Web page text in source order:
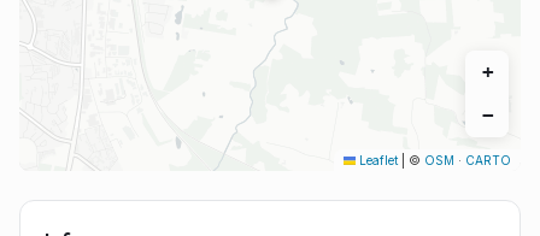
+
−
Leaflet © OSM · CARTO